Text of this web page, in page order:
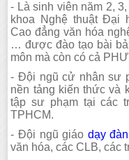
- Là sinh viên năm 2,
khoa Nghệ thuật Đại
Cao đẳng văn hóa
… được đào tạo bài
môn mà còn có cả
- Đội ngũ cử nhân sư
nền tảng kiến thức và
tập sư phạm tại các
TPHCM.
- Đội ngũ giáo dạy
văn hóa, các CLB, các